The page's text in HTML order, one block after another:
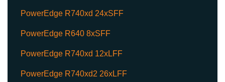
PowerEdge R740xd 24xSFF
PowerEdge R640 8xSFF
PowerEdge R740xd 12xLFF
PowerEdge R740xd2 26xLFF